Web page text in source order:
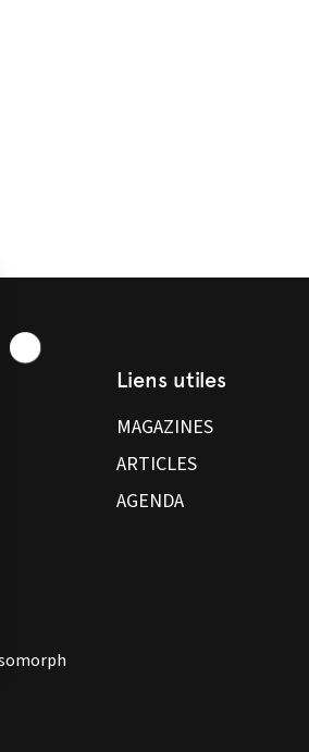
Liens utiles
MAGAZINES
ARTICLES
AGENDA